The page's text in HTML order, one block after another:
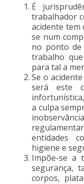
É
trabalhador
acidente tem
se num
no ponto de
trabalho
para tal a
Se o
será este
a culpa
entidades
higiene e
Impõe-se a
segurança,
corpos,